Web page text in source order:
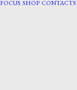
FOCUS SHOP CONTACTS